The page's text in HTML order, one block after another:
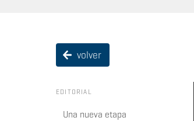
volver
EDITORIAL
Una nueva etapa